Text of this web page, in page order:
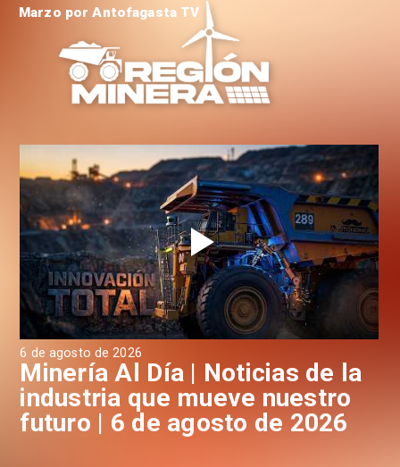
6 de agosto de 2026
Minería Al Día | Noticias de la
industria que mueve nuestro
futuro | 6 de agosto de 2026
Marzo por Antofagasta TV